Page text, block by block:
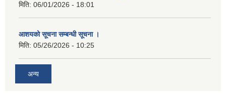
मिति: 06/01/2026 - 18:01
आशयको सूचना सम्बन्धी सूचना ।
मिति: 05/26/2026 - 10:25
अन्य